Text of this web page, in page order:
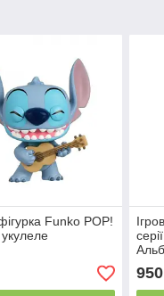
Funko POP!
укулеле
950